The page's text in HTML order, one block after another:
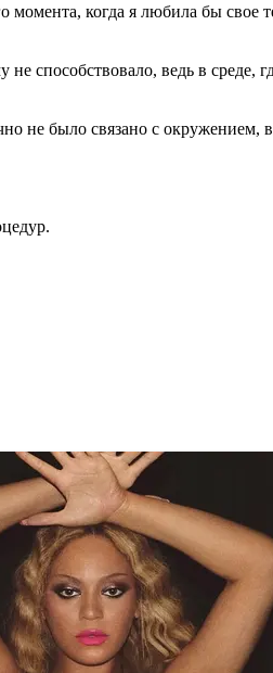
когда я любила бы свое
способствовало, ведь в среде,
не было связано с окружением,